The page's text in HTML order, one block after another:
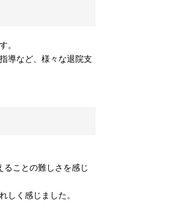
。
導など、様々な退院支
ことの難しさを感じ
しく感じました。